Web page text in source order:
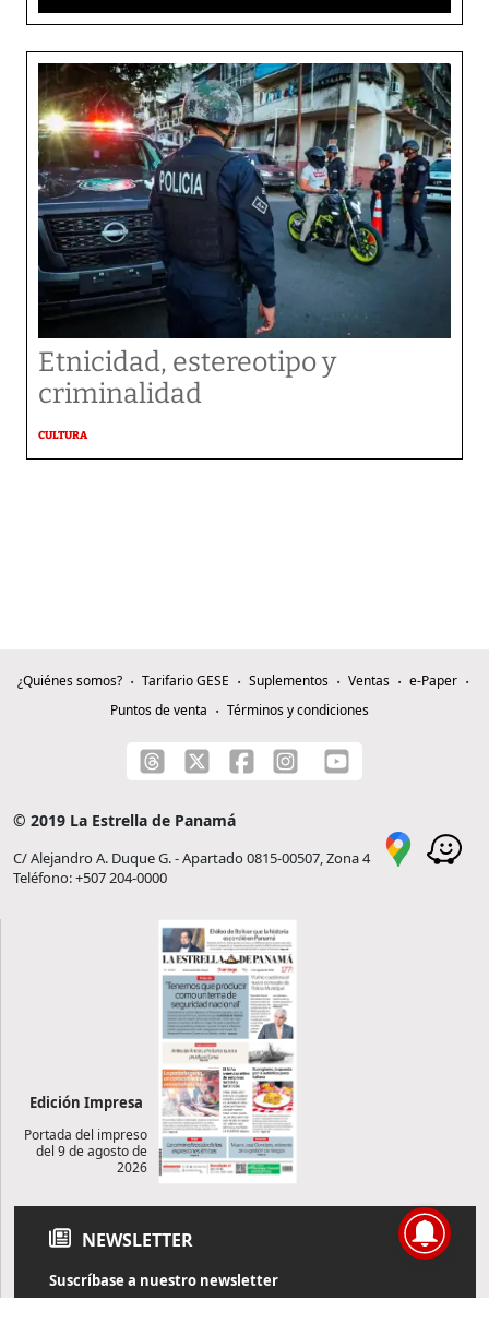
Etnicidad, estereotipo y
criminalidad
CULTURA
¿Quiénes somos? Tarifario GESE Suplementos Ventas
e-Paper
Puntos de venta
Términos y condiciones
© 2019 La Estrella de Panamá
C/ Alejandro A. Duque G. - Apartado 0815-00507, Zona 4
Teléfono: +507 204-0000
Edición Impresa
Portada del impreso
del 9 de agosto de
2026
NEWSLETTER
Suscríbase a nuestro newsletter
Reciba diariamente información de actualidad directamente en